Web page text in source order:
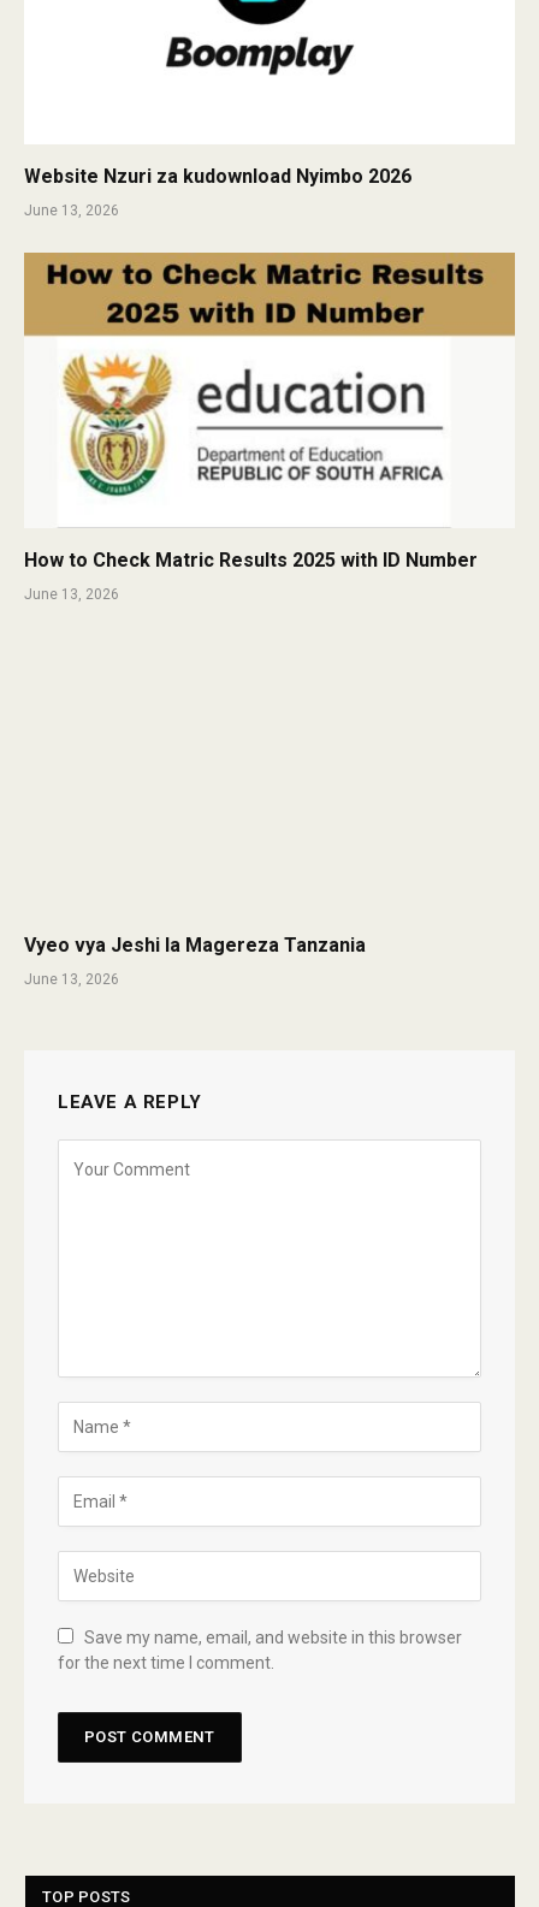
Website Nzuri za kudownload Nyimbo 2026
June 13, 2026
How to Check Matric Results 2025 with ID Number
June 13, 2026
Vyeo vya Jeshi la Magereza Tanzania
June 13, 2026
LEAVE A REPLY
Save my name, email, and website in this browser
for the next time I comment.
TOP POSTS